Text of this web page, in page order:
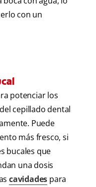
con un
potenciar los
cepillado dental
Puede
más fresco, si
bucales que
una dosis
cavidades para